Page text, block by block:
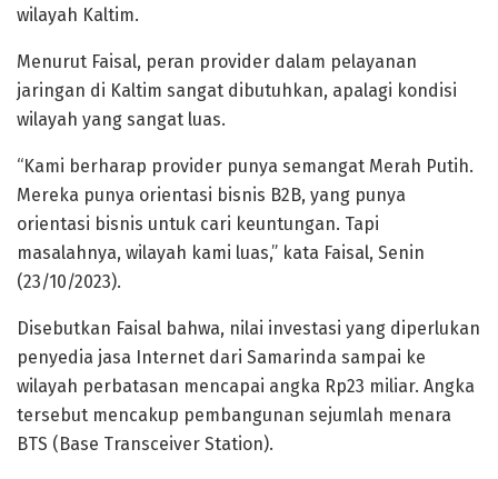
wilayah Kaltim.
Menurut Faisal, peran provider dalam pelayanan
jaringan di Kaltim sangat dibutuhkan, apalagi kondisi
wilayah yang sangat luas.
“Kami berharap provider punya semangat Merah Putih.
Mereka punya orientasi bisnis B2B, yang punya
orientasi bisnis untuk cari keuntungan. Tapi
masalahnya, wilayah kami luas,” kata Faisal, Senin
(23/10/2023).
Disebutkan Faisal bahwa, nilai investasi yang diperlukan
penyedia jasa Internet dari Samarinda sampai ke
wilayah perbatasan mencapai angka Rp23 miliar. Angka
tersebut mencakup pembangunan sejumlah menara
BTS (Base Transceiver Station).